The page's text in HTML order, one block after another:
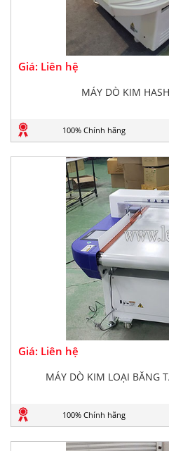
Giá: Liên hệ
MÁY DÒ KIM
100% Chính hãng
Giá: Liên hệ
MÁY DÒ KIM LOẠI BĂNG
100% Chính hãng